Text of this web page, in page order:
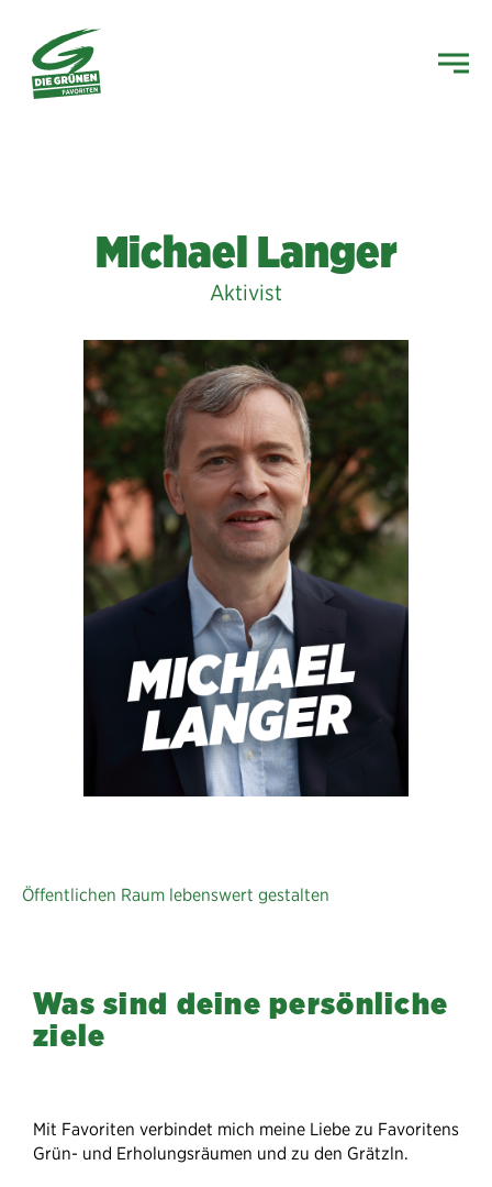
Michael Langer
Aktivist
Öffentlichen Raum lebenswert gestalten
Was sind deine persönliche
ziele
Mit Favoriten verbindet mich meine Liebe zu Favoritens
Grün- und Erholungsräumen und zu den Grätzln.